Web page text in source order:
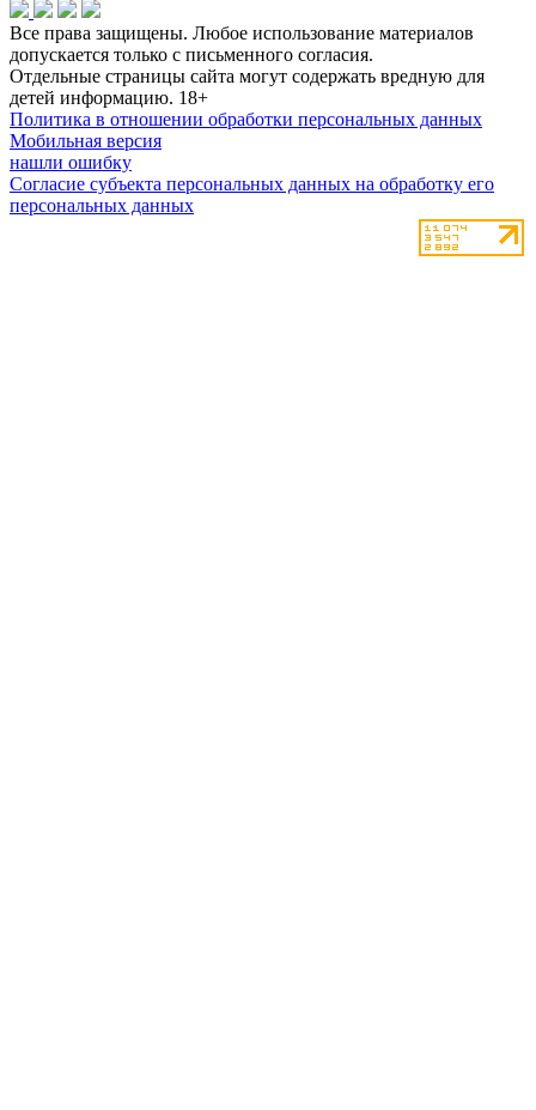
Все права защищены. Любое использование материалов
допускается только с письменного согласия.
Отдельные страницы сайта могут содержать вредную для
детей информацию. 18+
Политика в отношении обработки персональных данных
Мобильная версия
нашли ошибку
Согласие субъекта персональных данных на обработку его
персональных данных